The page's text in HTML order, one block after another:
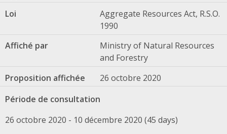
Loi
Aggregate Resources Act, R.S.O.
1990
Affiché par
Ministry of Natural Resources
and Forestry
Proposition affichée
26 octobre 2020
Période de consultation
26 octobre 2020 - 10 décembre 2020 (45 days)